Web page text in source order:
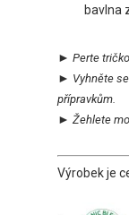
bavlna
► Perte
► Vyhněte
přípravkům.
► Žehlete
Výrobek je